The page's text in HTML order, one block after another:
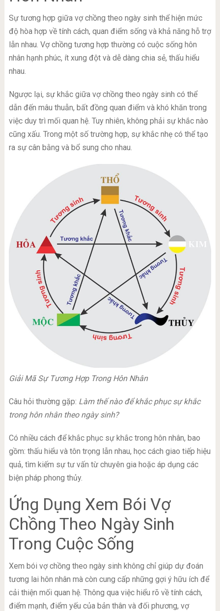
Sự tương hợp giữa vợ chồng theo ngày sinh thể hiện mức
độ hòa hợp về tính cách, quan điểm sống và khả năng hỗ trợ
lẫn nhau. Vợ chồng tương hợp thường có cuộc sống hôn
nhân hạnh phúc, ít xung đột và dễ dàng chia sẻ, thấu hiểu
nhau.
Ngược lại, sự khắc giữa vợ chồng theo ngày sinh có thể
dẫn đến mâu thuẫn, bất đồng quan điểm và khó khăn trong
việc duy trì mối quan hệ. Tuy nhiên, không phải sự khắc nào
cũng xấu. Trong một số trường hợp, sự khắc nhẹ có thể tạo
ra sự cân bằng và bổ sung cho nhau.
Giải Mã Sự Tương Hợp Trong Hôn Nhân
Câu hỏi thường gặp: Làm thế nào để khắc phục sự khắc
trong hôn nhân theo ngày sinh?
Có nhiều cách để khắc phục sự khắc trong hôn nhân, bao
gồm: thấu hiểu và tôn trọng lẫn nhau, học cách giao tiếp hiệu
quả, tìm kiếm sự tư vấn từ chuyên gia hoặc áp dụng các
biện pháp phong thủy.
Ứng Dụng Xem Bói Vợ
Chồng Theo Ngày Sinh
Trong Cuộc Sống
Xem bói vợ chồng theo ngày sinh không chỉ giúp dự đoán
tương lai hôn nhân mà còn cung cấp những gợi ý hữu ích để
cải thiện mối quan hệ. Thông qua việc hiểu rõ về tính cách,
điểm mạnh, điểm yếu của bản thân và đối phương, vợ